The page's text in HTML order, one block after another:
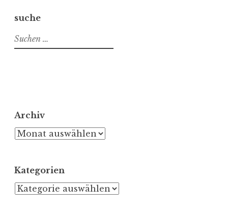
suche
Suchen
nach:
Archiv
Archiv
Kategorien
Kategorien